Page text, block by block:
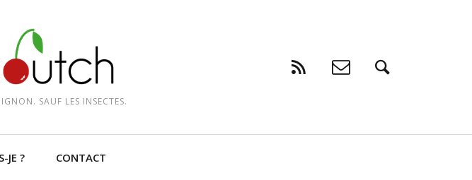
SAUF LES INSECTES.
JE ? CONTACT